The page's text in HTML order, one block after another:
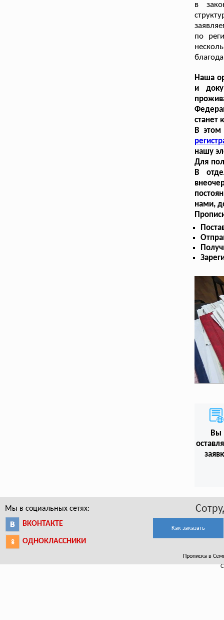
в
по
Наша
и
станет
В
нашу
Для
В
нами,
Вы
Мы в социальных сетях:
ВКОНТАКТЕ
ОДНОКЛАССНИКИ
Как заказать
Прописка в